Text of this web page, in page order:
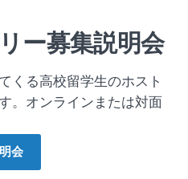
ー募集説明会
くる高校留学生のホスト
。オンラインまたは対面
会